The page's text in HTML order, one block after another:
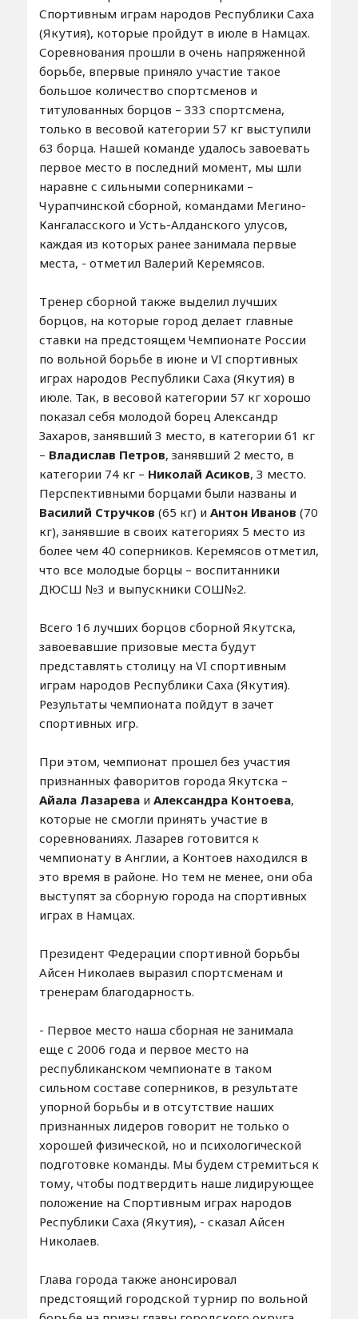
Спортивным играм народов Республики Саха
(Якутия), которые пройдут в июле в Намцах.
Соревнования прошли в очень напряженной
борьбе, впервые приняло участие такое
большое количество спортсменов и
титулованных борцов – 333 спортсмена,
только в весовой категории 57 кг выступили
63 борца. Нашей команде удалось завоевать
первое место в последний момент, мы шли
наравне с сильными соперниками –
Чурапчинской сборной, командами Мегино-
Кангаласского и Усть-Алданского улусов,
каждая из которых ранее занимала первые
места, - отметил Валерий Керемясов.
Тренер сборной также выделил лучших
борцов, на которые город делает главные
ставки на предстоящем Чемпионате России
по вольной борьбе в июне и VI спортивных
играх народов Республики Саха (Якутия) в
июле. Так, в весовой категории 57 кг хорошо
показал себя молодой борец Александр
Захаров, занявший 3 место, в категории 61 кг
– Владислав Петров, занявший 2 место, в
категории 74 кг – Николай Асиков, 3 место.
Перспективными борцами были названы и
Василий Стручков (65 кг) и Антон Иванов (70
кг), занявшие в своих категориях 5 место из
более чем 40 соперников. Керемясов отметил,
что все молодые борцы – воспитанники
ДЮСШ №3 и выпускники СОШ№2.
Всего 16 лучших борцов сборной Якутска,
завоевавшие призовые места будут
представлять столицу на VI спортивным
играм народов Республики Саха (Якутия).
Результаты чемпионата пойдут в зачет
спортивных игр.
При этом, чемпионат прошел без участия
признанных фаворитов города Якутска –
Айала Лазареваи Александра Контоева,
которые не смогли принять участие в
соревнованиях. Лазарев готовится к
чемпионату в Англии, а Контоев находился в
это время в районе. Но тем не менее, они оба
выступят за сборную города на спортивных
играх в Намцах.
Президент Федерации спортивной борьбы
Айсен Николаев выразил спортсменам и
тренерам благодарность.
- Первое место наша сборная не занимала
еще с 2006 года и первое место на
республиканском чемпионате в таком
сильном составе соперников, в результате
упорной борьбы и в отсутствие наших
признанных лидеров говорит не только о
хорошей физической, но и психологической
подготовке команды. Мы будем стремиться к
тому, чтобы подтвердить наше лидирующее
положение на Спортивным играх народов
Республики Саха (Якутия), - сказал Айсен
Николаев.
Глава города также анонсировал
предстоящий городской турнир по вольной